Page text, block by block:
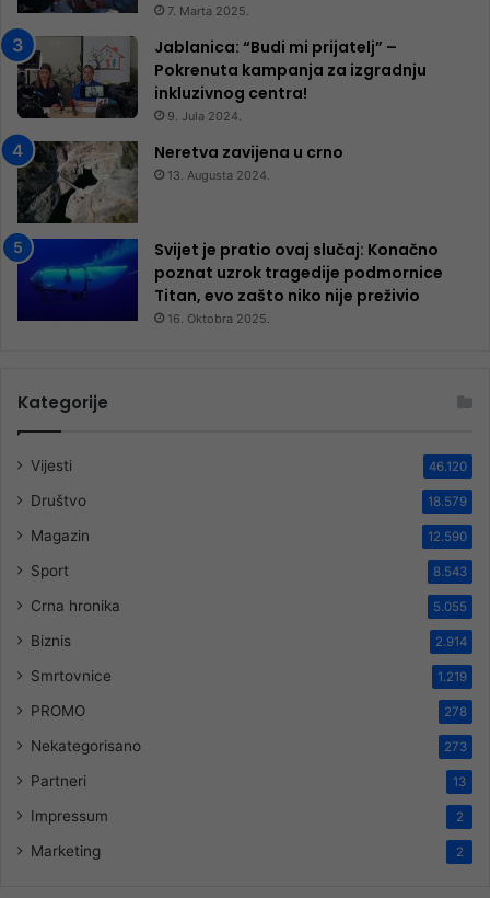
7. Marta 2025.
Jablanica: “Budi mi prijatelj” –
Pokrenuta kampanja za izgradnju
inkluzivnog centra!
9. Jula 2024.
Neretva zavijena u crno
13. Augusta 2024.
Svijet je pratio ovaj slučaj: Konačno
poznat uzrok tragedije podmornice
Titan, evo zašto niko nije preživio
16. Oktobra 2025.
Kategorije
Vijesti 46.120
Društvo 18.579
Magazin 12.590
Sport 8.543
Crna hronika 5.055
Biznis 2.914
Smrtovnice 1.219
PROMO 278
Nekategorisano 273
Partneri 13
Impressum 2
Marketing 2